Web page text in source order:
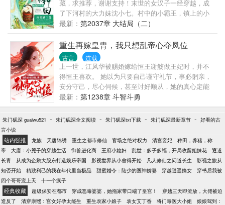
藏，求推荐，谢谢支持！末世的女汉子一经穿越，成
了下河村的大力妹沈小七。村中的小霸王，镇上的小
地痞，城里的小纨绔，这些当然是被打服在她的手
下。极品？不好意思，本姑娘没时间跟你闹，拳头大
才是硬道理。别浪费姑娘我的时间，本姑娘抢相公去
了。嗳，前面那个汉子，嫁我可好？群号：
最新： 第2037章 大结局（二）
重生再嫁皇胄，我只想乱帝心夺凤位
古言 连载
上一世，江凤华被赐婚嫁给恒王谢觞做王妃时，并不
得恒王喜欢。 她以为只要自己谨守礼节，事必躬亲，
安分守己，尽心伺候，甚至讨好顺从，她的真心定能
换得真情，守得云开见月明。 谁料，婆母待她亲厚是
假的，丈夫铁石心肠心系侧妃是真的。 就连亲生的两
个孩子也受侧妃挑拨厌恶她，憎恨她，三十五岁时，
知道十五岁会被赐婚恒王为王妃，更知恒王将来会登
高望顶，坐上皇位，于是她耐性谋划十年，等来赐婚
圣旨再嫁恒王。 这一世，她绝对不会低声下气，坐以
待毙，不管用何种手段，她都必将扶摇直上母仪天
下。 她只知道：人不为己，天诛地灭。 ***** 从王妃，
太子妃，皇后，太后，太皇太后，且看江凤华如何走
完荣耀一生。
最新： 第1238章 斗智斗勇
朱门砚深 guaiwu521 - 朱门砚深全文阅读 - 朱门砚深txt下载 - 朱门砚深最新章节 - 好看的古
言小说
站内强推 龙族 天唐锦绣 重生之都市修仙 官场之绝对权力 清宫妾妃
种田，养猪，称
帝
大唐：小兕子的穿越生活 御兽进化商 王府小媳妇 乱世：多子多福，开局收留姐妹花
逐道
长青
从成为企鹅大股东打造娱乐帝国 影视世界从小舍得开始 凡人修仙之问道长生
影视之旅从
知否开始
精致利己的我在年代里当极品 甜蜜婚令：陆少的医神娇妻 穿越逍遥嫡女
穿书后我被
四个哥哥宠上天
十一个疯子
经典收藏 超级保安在都市 穿成恶毒婆婆，她拖家带口端了皇宫！
穿越三天即流放，大佬被迫
造反了
清穿康熙：宫女好孕太能生 重生农家小娘子 农女艾丁香 将门毒医大小姐
娘娘驾到：